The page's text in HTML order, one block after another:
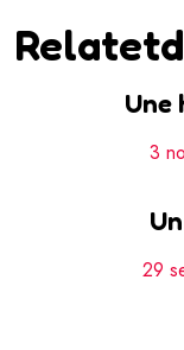
Relatetd
Une
3
29